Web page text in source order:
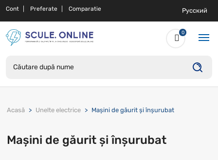
Cont Preferate Comparatie Русский
0
Acasă Unelte electrice Mașini de găurit și înșurubat
Mașini de găurit și înșurubat